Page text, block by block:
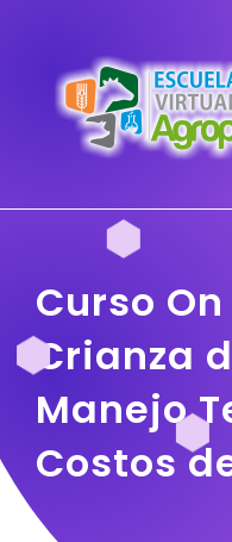
Curso
Crianza
Manejo
Costos